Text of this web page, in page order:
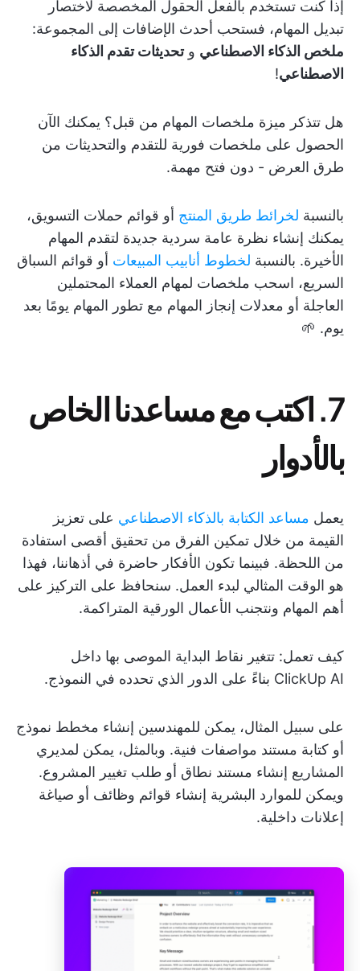
إذا كنت تستخدم بالفعل الحقول المخصصة لاختصار
تبديل المهام، فستحب أحدث الإضافات إلى المجموعة:
ملخص الذكاء الاصطناعي وتحديثات تقدم الذكاء
الاصطناعي!
هل تتذكر ميزة ملخصات المهام من قبل؟ يمكنك الآن
الحصول على ملخصات فورية للتقدم والتحديثات من
طرق العرض - دون فتح مهمة.
بالنسبة لخرائط طريق المنتج أو قوائم حملات التسويق،
يمكنك إنشاء نظرة عامة سردية جديدة لتقدم المهام
الأخيرة. بالنسبة لخطوط أنابيب المبيعات أو قوائم السباق
السريع، اسحب ملخصات لمهام العملاء المحتملين
العاجلة أو معدلات إنجاز المهام مع تطور المهام يومًا بعد
يوم. 🌱
7. اكتب مع مساعدنا الخاص
بالأدوار
يعمل مساعد الكتابة بالذكاء الاصطناعي على تعزيز
القيمة من خلال تمكين الفرق من تحقيق أقصى استفادة
من اللحظة. فبينما تكون الأفكار حاضرة في أذهاننا، فهذا
هو الوقت المثالي لبدء العمل. سنحافظ على التركيز على
أهم المهام ونتجنب الأعمال الورقية المتراكمة.
كيف تعمل: تتغير نقاط البداية الموصى بها داخل
ClickUp AI بناءً على الدور الذي تحدده في النموذج.
على سبيل المثال، يمكن للمهندسين إنشاء مخطط نموذج
أو كتابة مستند مواصفات فنية. وبالمثل، يمكن لمديري
المشاريع إنشاء مستند نطاق أو طلب تغيير المشروع.
ويمكن للموارد البشرية إنشاء قوائم وظائف أو صياغة
إعلانات داخلية.